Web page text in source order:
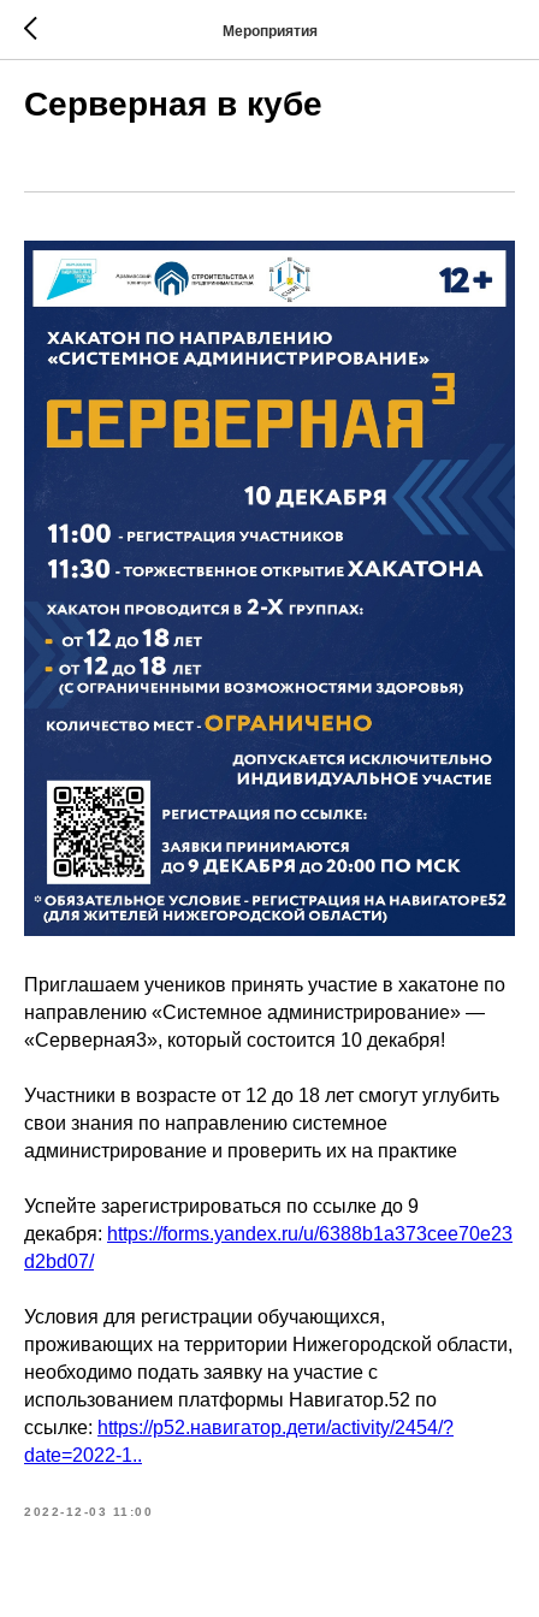
Мероприятия
Серверная в кубе
Приглашаем учеников принять участие в хакатоне по
направлению «Системное администрирование» —
«Серверная3», который состоится 10 декабря!
Участники в возрасте от 12 до 18 лет смогут углубить
свои знания по направлению системное
администрирование и проверить их на практике
Успейте зарегистрироваться по ссылке до 9
декабря: https://forms.yandex.ru/u/6388b1a373cee70e23
d2bd07/
Условия для регистрации обучающихся,
проживающих на территории Нижегородской области,
необходимо подать заявку на участие с
использованием платформы Навигатор.52 по
ссылке: https://р52.навигатор.дети/activity/2454/?
date=2022-1..
2022-12-03 11:00